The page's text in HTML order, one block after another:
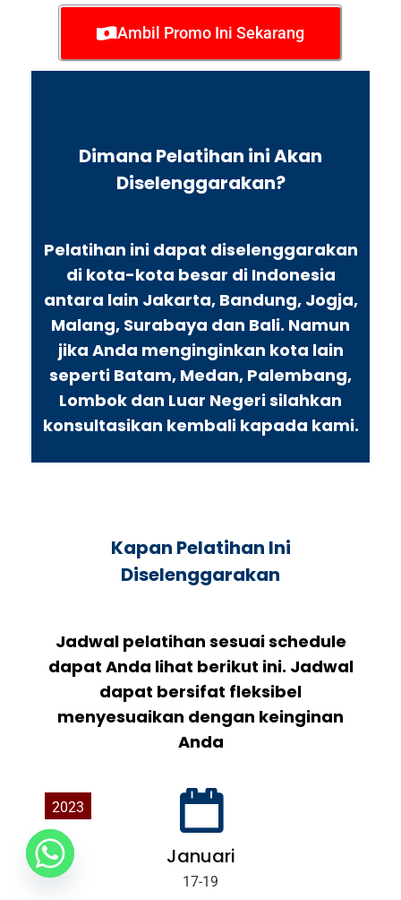
Ambil Promo Ini Sekarang
Dimana Pelatihan ini Akan
Diselenggarakan?
Pelatihan ini dapat diselenggarakan
di kota-kota besar di Indonesia
antara lain Jakarta, Bandung, Jogja,
Malang, Surabaya dan Bali. Namun
jika Anda menginginkan kota lain
seperti Batam, Medan, Palembang,
Lombok dan Luar Negeri silahkan
konsultasikan kembali kapada kami.
Kapan Pelatihan Ini
Diselenggarakan
Jadwal pelatihan sesuai schedule
dapat Anda lihat berikut ini. Jadwal
dapat bersifat fleksibel
menyesuaikan dengan keinginan
Anda
Januari
17-19
2023